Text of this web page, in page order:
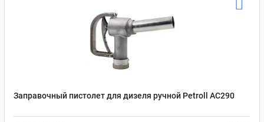
Заправочный пистолет для дизеля ручной Petroll AC290